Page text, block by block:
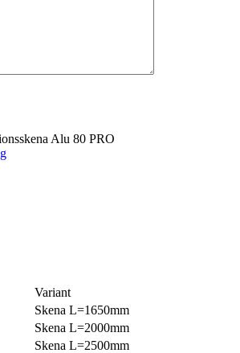
Alu 80 PRO
Variant
Skena L=1650mm
Skena L=2000mm
Skena L=2500mm